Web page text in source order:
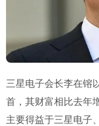
三星电子会长李在镕
首，其财富相比去年
主要得益于三星电